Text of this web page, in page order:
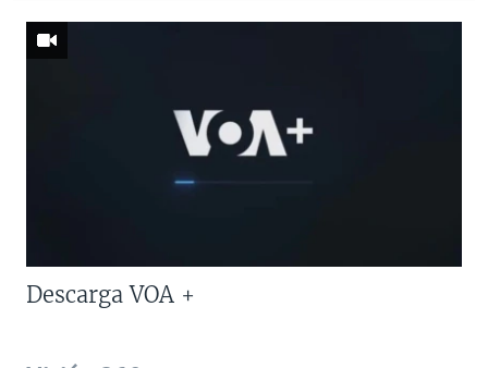
Descarga VOA +